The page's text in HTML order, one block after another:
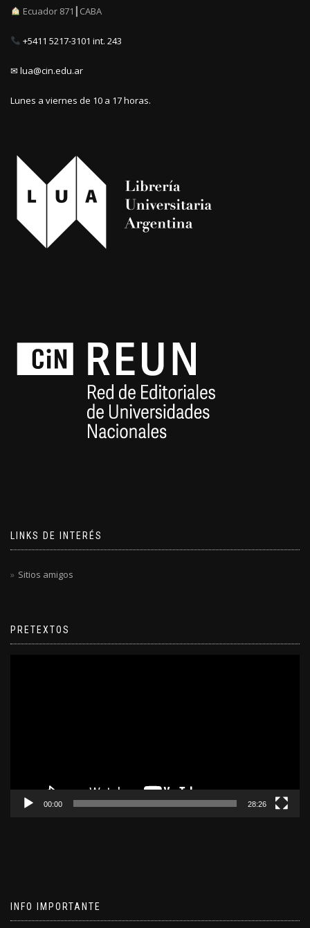
Ecuador 871┃CABA
+5411 5217-3101 int. 243
✉ lua@cin.edu.ar
Lunes a viernes de 10 a 17 horas.
LINKS DE INTERÉS
Sitios amigos
PRETEXTOS
00:00 28:26
INFO IMPORTANTE